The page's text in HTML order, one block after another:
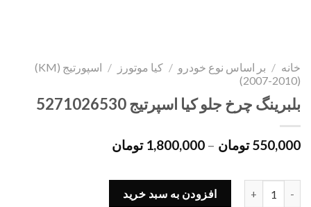
خانه / بر اساس نوع خودرو / کیا موتورز /
اسپورتیج (KM)
(2007-2010)
بلبرینگ چرخ جلو کیا اسپرتیج 5271026530
550,000 تومان –
1,800,000 تومان
بلبرینگ چرخ جلو کیا اسپرتیج 5271026530 عددافزودن به سبد خرید